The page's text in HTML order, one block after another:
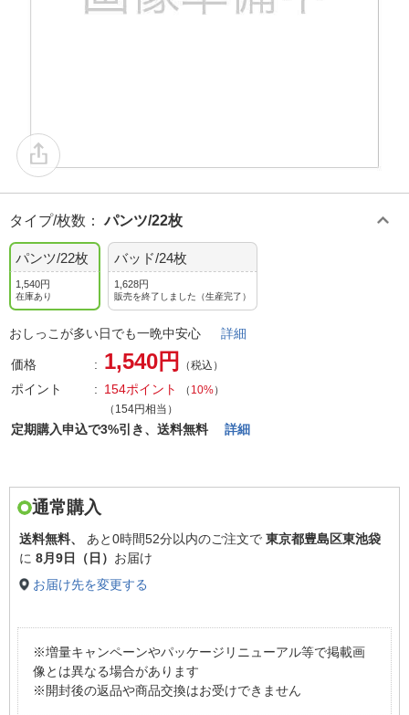
タイプ/枚数 ：パンツ/22枚
パンツ/22枚
1,540円
在庫あり
バッド/24枚
1,628円
販売を終了しました（生産完了）
おしっこが多い日でも一晩中安心 詳細
価格 1,540円 （税込）
ポイント 154ポイント （ 10%）
（154円相当）
定期購入申込で3%引き、送料無料 詳細
通常購入
送料無料、 あと0時間52分以内のご注文で 東京都豊島区東池袋
に 8月9日（日） お届け
お届け先を変更する
※増量キャンペーンやパッケージリニューアル等で掲載画
像とは異なる場合があります
※開封後の返品や商品交換はお受けできません